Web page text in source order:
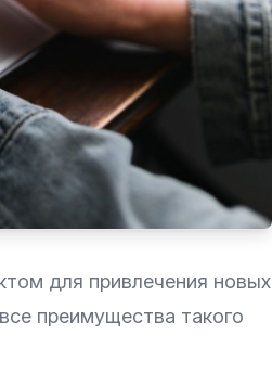
для привлечения новых
преимущества такого